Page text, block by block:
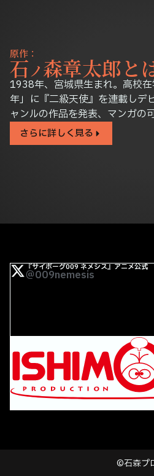
原作：
石ノ森章太郎と
1938年、宮城県生まれ。高校
年」に『二級天使』を連載しデ
ャンルの作品を発表、マンガの
さらに詳しく見る
『サイボーグ009 ネメシス』アニメ公式
＠009nemesis
©石森プ